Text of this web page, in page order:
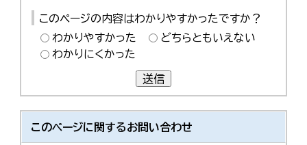
このページの内容はわかりやすかったですか？
わかりやすかった
どちらともいえない
わかりにくかった
送信
このページに関するお問い合わせ